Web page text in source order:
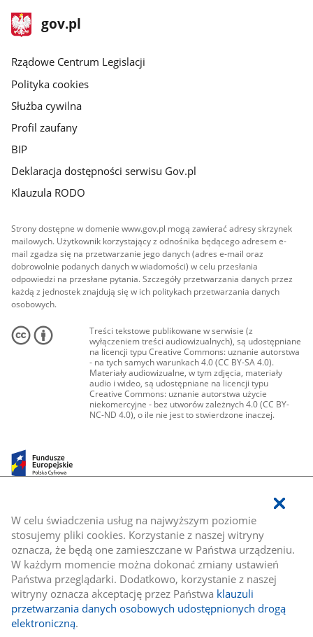
W celu świadczenia usług na najwyższym poziomie
stosujemy pliki cookies. Korzystanie z naszej witryny
oznacza, że będą one zamieszczane w Państwa urządzeniu.
W każdym momencie można dokonać zmiany ustawień
Państwa przeglądarki. Dodatkowo, korzystanie z naszej
witryny oznacza akceptację przez Państwa klauzuli
przetwarzania danych osobowych udostępnionych drogą
elektroniczną.
stopka
gov.plStrona
gov.pl
Rządowe Centrum Legislacji
Polityka cookies
Służba cywilna
Profil zaufany
BIP
Deklaracja dostępności serwisu Gov.pl
Klauzula RODO
Strony dostępne w domenie www.gov.pl mogą zawierać adresy skrzynek
mailowych. Użytkownik korzystający z odnośnika będącego adresem e-
mail zgadza się na przetwarzanie jego danych (adres e-mail oraz
dobrowolnie podanych danych w wiadomości) w celu przesłania
odpowiedzi na przesłane pytania. Szczegóły przetwarzania danych przez
każdą z jednostek znajdują się w ich politykach przetwarzania danych
osobowych.
Treści tekstowe publikowane w serwisie (z
wyłączeniem treści audiowizualnych), są udostępniane
na licencji typu Creative Commons: uznanie autorstwa
- na tych samych warunkach 4.0 (CC BY-SA 4.0).
Materiały audiowizualne, w tym zdjęcia, materiały
audio i wideo, są udostępniane na licencji typu
Creative Commons: uznanie autorstwa użycie
niekomercyjne - bez utworów zależnych 4.0 (CC BY-
NC-ND 4.0), o ile nie jest to stwierdzone inaczej.